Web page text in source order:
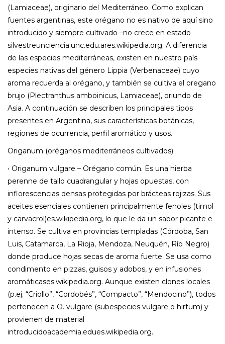
(Lamiaceae), originario del Mediterráneo. Como explican
fuentes argentinas, este orégano no es nativo de aquí sino
introducido y siempre cultivado –no crece en estado
silvestreunciencia.unc.edu.ares.wikipedia.org. A diferencia
de las especies mediterráneas, existen en nuestro país
especies nativas del género Lippia (Verbenaceae) cuyo
aroma recuerda al orégano, y también se cultiva el oregano
brujo (Plectranthus amboinicus, Lamiaceae), oriundo de
Asia. A continuación se describen los principales tipos
presentes en Argentina, sus características botánicas,
regiones de ocurrencia, perfil aromático y usos.
Origanum (oréganos mediterráneos cultivados)
• Origanum vulgare – Orégano común. Es una hierba
perenne de tallo cuadrangular y hojas opuestas, con
inflorescencias densas protegidas por brácteas rojizas. Sus
aceites esenciales contienen principalmente fenoles (timol
y carvacrol)es.wikipedia.org, lo que le da un sabor picante e
intenso. Se cultiva en provincias templadas (Córdoba, San
Luis, Catamarca, La Rioja, Mendoza, Neuquén, Río Negro)
donde produce hojas secas de aroma fuerte. Se usa como
condimento en pizzas, guisos y adobos, y en infusiones
aromáticases.wikipedia.org. Aunque existen clones locales
(p.ej. “Criollo”, “Cordobés”, “Compacto”, “Mendocino”), todos
pertenecen a O. vulgare (subespecies vulgare o hirtum) y
provienen de material
introducidoacademia.edues.wikipedia.org.